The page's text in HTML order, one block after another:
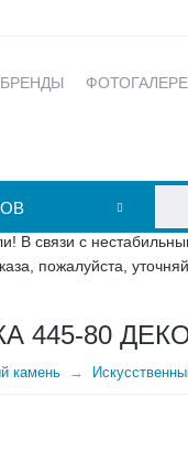
БРЕНДЫ
В связи с
пожалуйста,
445-80
камень